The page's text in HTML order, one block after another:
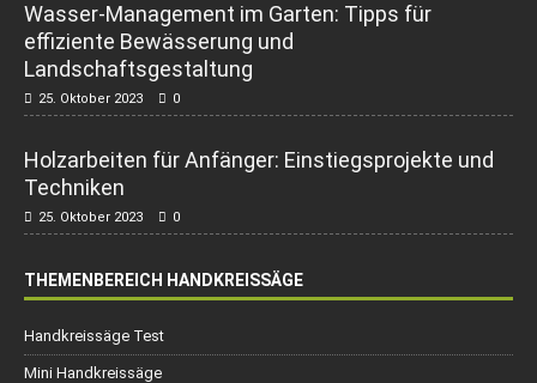
Wasser-Management im Garten: Tipps für
effiziente Bewässerung und
Landschaftsgestaltung
25. Oktober 2023 0
Holzarbeiten für Anfänger: Einstiegsprojekte und
Techniken
25. Oktober 2023 0
THEMENBEREICH HANDKREISSÄGE
Handkreissäge Test
Mini Handkreissäge